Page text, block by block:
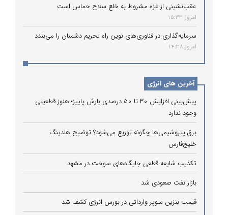
عقب‌نشینی از غزه مشروط به خلع سلاح حماس است
امروز 15:33
سرمایه‌گذاری در فناوری‌های نوین راه تحریم دشمنان را می‌بندد
امروز 14:38
آخرین های انرژی
پیش‌بینی افزایش ۳۰ تا ۵۰ درصدی بارش پاییز؛ هنوز قطعیتی
وجود ندارد
برق پتروشیمی‌ها چگونه توزیع می‌شود؟ توضیح هلدینگ
خلیج‌فارس
تکذیب شایعه قطعی جایگاه‌های سوخت در مشهد
بازار نفت صعودی شد
قیمت بنزین سوپر وارداتی در بورس انرژی کشف شد